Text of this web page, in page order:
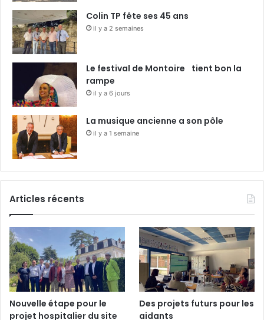
Colin TP fête ses 45 ans
il y a 2 semaines
Le festival de Montoire tient bon la
rampe
il y a 6 jours
La musique ancienne a son pôle
il y a 1 semaine
Articles récents
Nouvelle étape pour le
projet hospitalier du site
Des projets futurs pour les
aidants